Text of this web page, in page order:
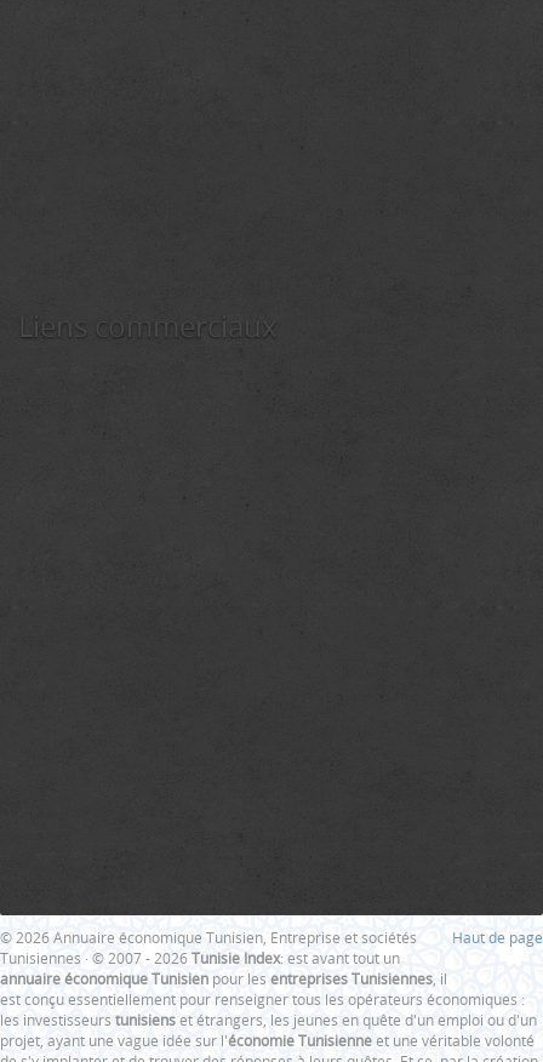
Liens commerciaux
Haut de page
© 2026 Annuaire économique Tunisien, Entreprise et sociétés
Tunisiennes · © 2007 - 2026Tunisie Index: est avant tout un
annuaire économique Tunisien pour les entreprises Tunisiennes , il
est conçu essentiellement pour renseigner tous les opérateurs économiques :
les investisseurs tunisienset étrangers, les jeunes en quête d'un emploi ou d'un
projet, ayant une vague idée sur l'économie Tunisienneet une véritable volonté